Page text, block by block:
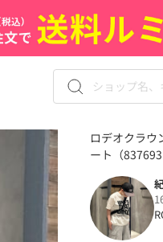
ロデオクラウ
ート（